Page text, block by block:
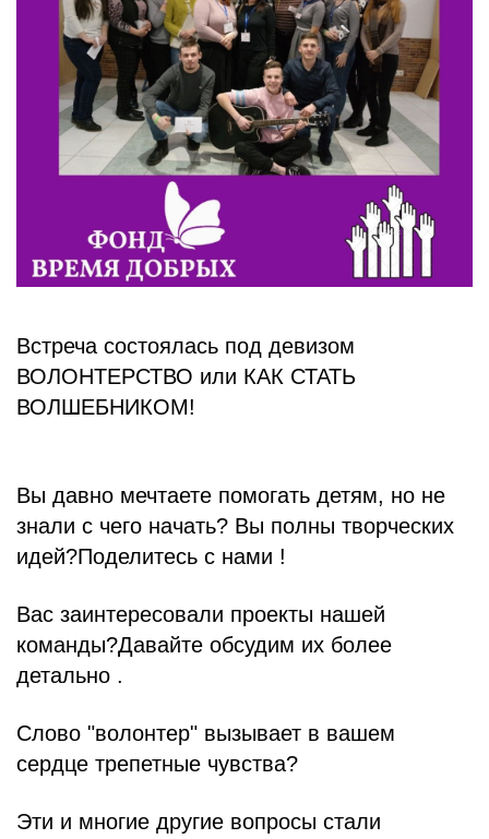
Встреча состоялась под девизом
ВОЛОНТЕРСТВО или КАК СТАТЬ
ВОЛШЕБНИКОМ!
Вы давно мечтаете помогать детям, но не
знали с чего начать? Вы полны творческих
идей?Поделитесь с нами !
Вас заинтересовали проекты нашей
команды?Давайте обсудим их более
детально .
Слово "волонтер" вызывает в вашем
сердце трепетные чувства?
Эти и многие другие вопросы стали